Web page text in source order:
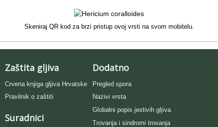
Skeniraj QR kod za brzi pristup ovoj vrsti na svom mobitelu.
Zaštita gljiva
Crvena knjiga gljiva Hrvatske
Pravilnik o zaštiti
Suradnici
Dodatno
Pregled spora
Nazivi vrsta
Globalni popis jestivih gljiva
Trovanja i sindromi trovanja